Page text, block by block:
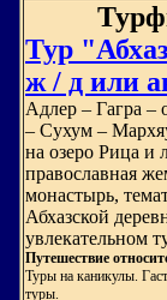
Тур
ж / д или
Адлер – Гагра
– Сухум –
на озеро Рица и
православная
монастырь,
Абхазской
увлекательном
Путешествие
Туры на каникулы.
туры.